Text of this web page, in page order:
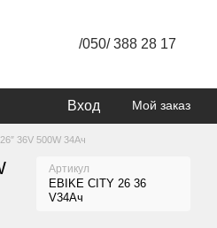
/050/ 388 28 17
Вход Мой заказ
36V 500W 34Ач
Артикул
EBIKE CITY 26 36
V34Aч